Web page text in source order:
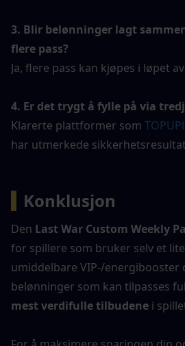
3. Blir belønninger lagt
flere pass?
Ja, flere pass kan kjøpes i løpet
4. Er det trygt å fylle på via
Klarerte plattformer som
har utmerkede
Konklusjon
Den Last War Custom Weekly
for spillere som bruker selv et
umiddelbare VIP-/energibooster
mest verdifulle tilbudene i